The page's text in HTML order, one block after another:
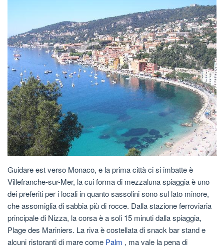
Guidare est verso Monaco, e la prima città ci si imbatte è
Villefranche-sur-Mer, la cui forma di mezzaluna spiaggia è uno
dei preferiti per i locali in quanto sassolini sono sul lato minore,
che assomiglia di sabbia più di rocce. Dalla stazione ferroviaria
principale di Nizza, la corsa è a soli 15 minuti dalla spiaggia,
Plage des Mariniers. La riva è costellata di snack bar stand e
alcuni ristoranti di mare come Palm , ma vale la pena di